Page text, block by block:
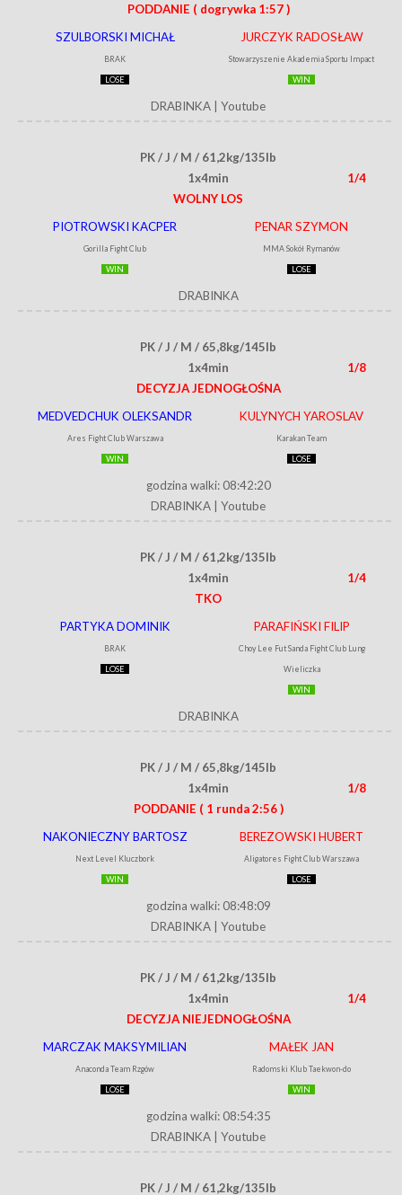
PODDANIE ( dogrywka 1:57 )
SZULBORSKI MICHAŁ
BRAK
LOSE
JURCZYK RADOSŁAW
Stowarzyszenie Akademia Sportu Impact
WIN
DRABINKA Youtube
PK / J / M / 61,2kg/135lb
1x4min
1/4
WOLNY LOS
PIOTROWSKI KACPER
Gorilla Fight Club
WIN
PENAR SZYMON
MMA Sokół Rymanów
LOSE
DRABINKA
PK / J / M / 65,8kg/145lb
1x4min
1/8
DECYZJA JEDNOGŁOŚNA
MEDVEDCHUK OLEKSANDR
Ares Fight Club Warszawa
WIN
KULYNYCH YAROSLAV
Karakan Team
LOSE
godzina walki: 08:42:20
DRABINKA
Youtube
PK / J / M / 61,2kg/135lb
1x4min
1/4
TKO
PARTYKA DOMINIK
BRAK
LOSE
PARAFIŃSKI FILIP
Choy Lee Fut Sanda Fight Club Lung
Wieliczka
WIN
DRABINKA
PK / J / M / 65,8kg/145lb
1x4min
1/8
PODDANIE ( 1 runda 2:56 )
NAKONIECZNY BARTOSZ
Next Level Kluczbork
WIN
BEREZOWSKI HUBERT
Aligatores Fight Club Warszawa
LOSE
godzina walki: 08:48:09
DRABINKA
Youtube
PK / J / M / 61,2kg/135lb
1x4min
1/4
DECYZJA NIEJEDNOGŁOŚNA
MARCZAK MAKSYMILIAN
Anaconda Team Rzgów
LOSE
MAŁEK JAN
Radomski Klub Taekwon-do
WIN
godzina walki: 08:54:35
DRABINKA
Youtube
PK / J / M / 61,2kg/135lb